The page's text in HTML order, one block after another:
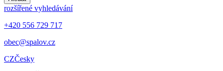
rozšířené vyhledávání
+420 556 729 717
obec@spalov.cz
CZČesky